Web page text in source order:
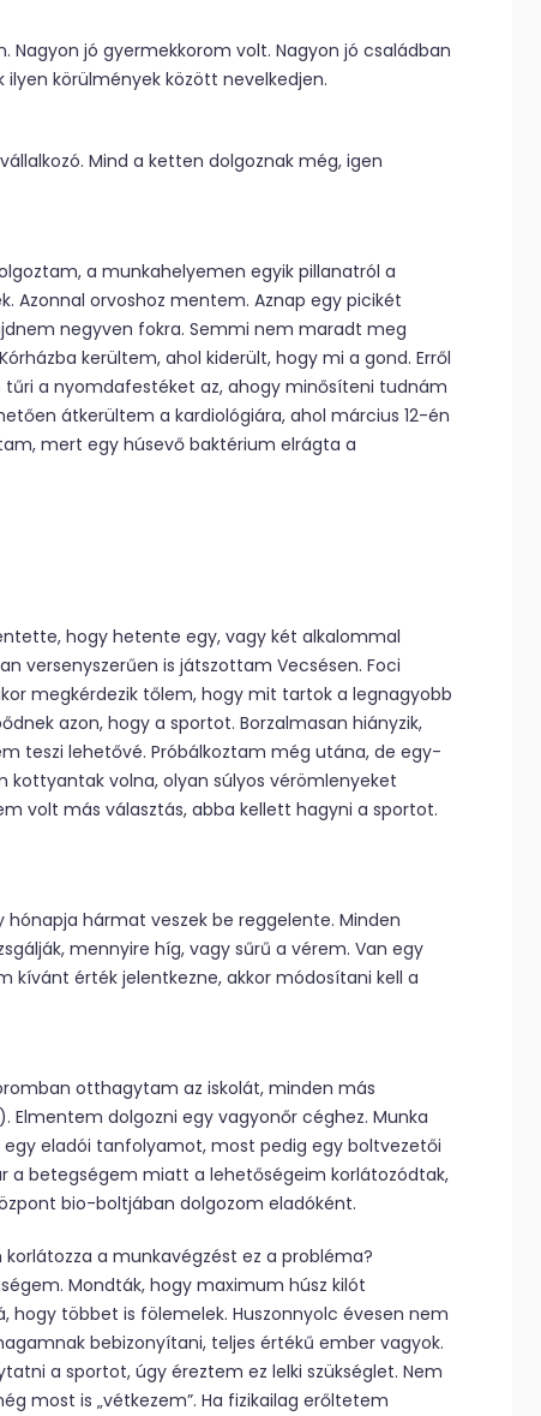
jó gyermekkorom volt. Nagyon jó családban
körülmények között nevelkedjen.
Mind a ketten dolgoznak még, igen
a munkahelyemen egyik pillanatról a
Azonnal orvoshoz mentem. Aznap egy picikét
negyven fokra. Semmi nem maradt meg
kerültem, ahol kiderült, hogy mi a gond. Erről
a nyomdafestéket az, ahogy minősíteni tudnám
átkerültem a kardiológiára, ahol március 12-én
mert egy húsevő baktérium elrágta a
hogy hetente egy, vagy két alkalommal
versenyszerűen is játszottam Vecsésen. Foci
megkérdezik tőlem, hogy mit tartok a legnagyobb
azon, hogy a sportot. Borzalmasan hiányzik,
teszi lehetővé. Próbálkoztam még utána, de egy-
kottyantak volna, olyan súlyos vérömlenyeket
volt más választás, abba kellett hagyni a sportot.
hármat veszek be reggelente. Minden
mennyire híg, vagy sűrű a vérem. Van egy
kívánt érték jelentkezne, akkor módosítani kell a
otthagytam az iskolát, minden más
dolgozni egy vagyonőr céghez. Munka
eladói tanfolyamot, most pedig egy boltvezetői
a betegségem miatt a lehetőségeim korlátozódtak,
bio-boltjában dolgozom eladóként.
a munkavégzést ez a probléma?
Mondták, hogy maximum húsz kilót
hogy többet is fölemelek. Huszonnyolc évesen nem
bebizonyítani, teljes értékű ember vagyok.
a sportot, úgy éreztem ez lelki szükséglet. Nem
most is „vétkezem”. Ha fizikailag erőltetem